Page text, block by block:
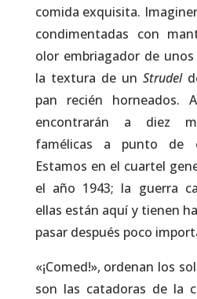
comida exquisita.
condimentadas con
olor embriagador de
la textura de un Strudel
pan recién horneados.
encontrarán a diez
famélicas a punto de
Estamos en el cuartel
el año 1943; la guerra
ellas están aquí y tienen
pasar después poco
«¡Comed!», ordenan los
son las catadoras de la